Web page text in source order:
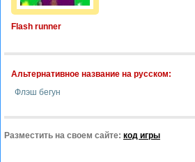
Flash runner
Альтернативное название на русском:
Флэш бегун
Разместить на своем сайте: код игры